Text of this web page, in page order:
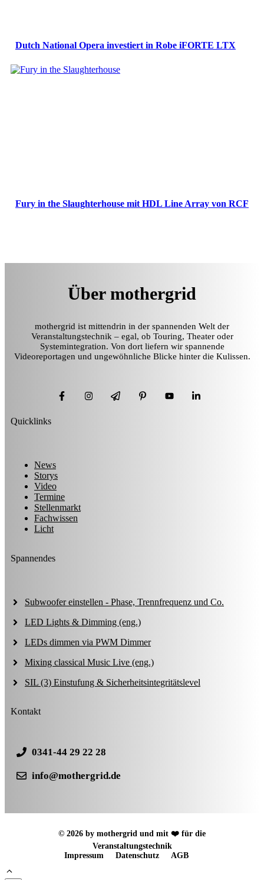
Dutch National Opera investiert in Robe iFORTE LTX
Fury in the Slaughterhouse mit HDL Line Array von RCF
Über mothergrid
mothergrid ist mittendrin in der spannenden Welt der
Veranstaltungstechnik – egal, ob Touring, Theater oder
Systemintegration. Von dort liefern wir spannende
Videoreportagen und ungewöhnliche Blicke hinter die Kulissen.
Quicklinks
News
Storys
Video
Termine
Stellenmarkt
Fachwissen
Licht
Spannendes
Subwoofer einstellen - Phase, Trennfrequenz und Co.
LED Lights & Dimming (eng.)
LEDs dimmen via PWM Dimmer
Mixing classical Music Live (eng.)
SIL (3) Einstufung & Sicherheitsintegritätslevel
Kontakt
0341-44 29 22 28
info@mothergrid.de
© 2026 by mothergrid und mit ❤️ für die
Veranstaltungstechnik
Impressum
Datenschutz AGB